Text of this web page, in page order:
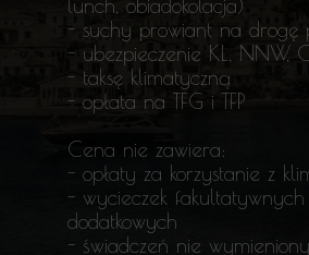
lunch, obiadokolacja)
- suchy prowiant na drogę
- ubezpieczenie KL, NNW,
- taksę klimatyczną
- opłata na TFG i TFP
Cena nie zawiera:
- opłaty za korzystanie z
- wycieczek fakultatywnych
dodatkowych
- świadczeń nie